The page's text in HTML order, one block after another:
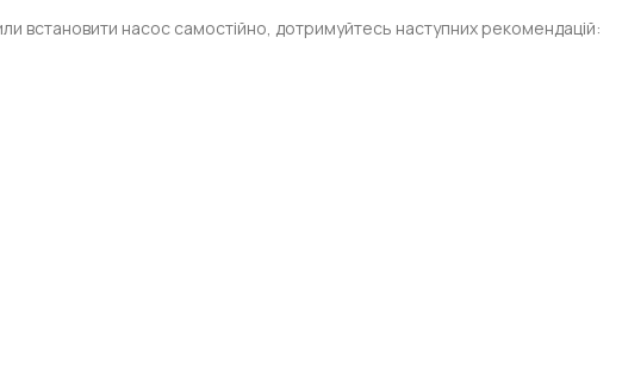
встановити насос самостійно, дотримуйтесь наступних рекомендацій: